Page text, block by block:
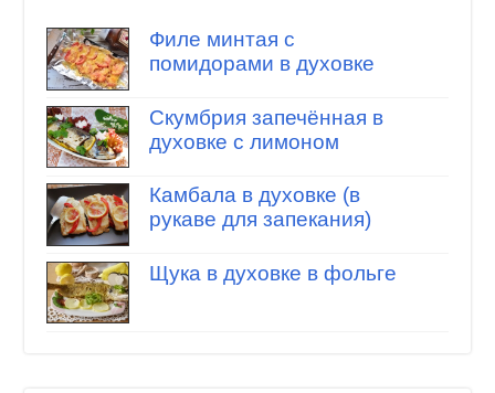
Филе минтая с
помидорами в духовке
Скумбрия запечённая в
духовке с лимоном
Камбала в духовке (в
рукаве для запекания)
Щука в духовке в фольге